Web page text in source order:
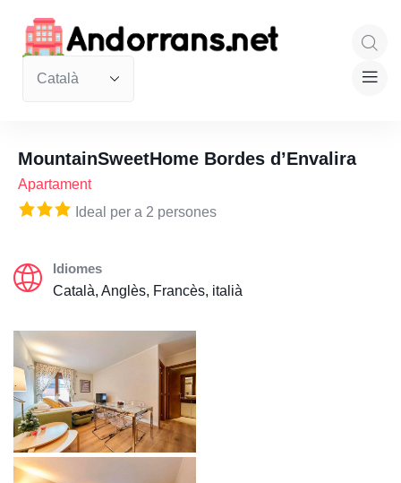
MountainSweetHome Bordes d’Envalira
Apartament
Ideal per a 2 persones
Idiomes
Català, Anglès, Francès, italià